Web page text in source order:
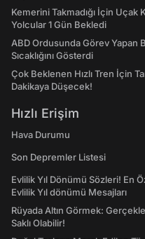
Kemerini Takmadığı İçin
Yolcular 1 Gün Bekledi
ABD Ordusunda Görev Yapan
Sıcaklığını Gösterdi
Çok Beklenen Hızlı Tren İçin
Dakikaya Düşecek!
Hızlı Erişim
Hava Durumu
Son Depremler Listesi
Evlilik Yıl Dönümü Sözleri! En
Evlilik Yıl dönümü Mesajları
Rüyada Altın Görmek:
Saklı Olabilir!